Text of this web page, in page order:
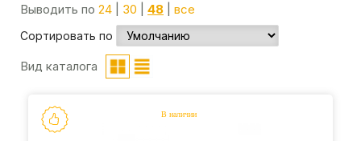
Выводить по 24 30 48 все
Сортировать по
Вид каталога